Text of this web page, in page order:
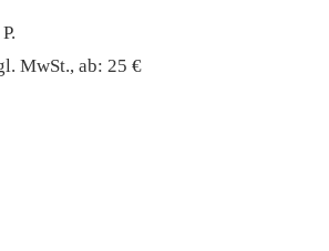
MwSt., ab: 25 €